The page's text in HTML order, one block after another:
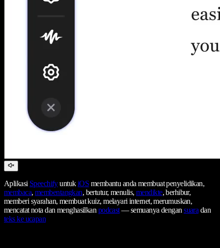
Aplikasi SpeechifyuntukiOS membantu anda membuat penyelidikan,
membaca, membentangkan, bertutur, menulis, mendikte, berhibur,
memberi syarahan, membuat kuiz, melayari internet, merumuskan,
mencatat nota dan menghasilkanpodcast— semuanya dengansuaradan
teks ke ucapan